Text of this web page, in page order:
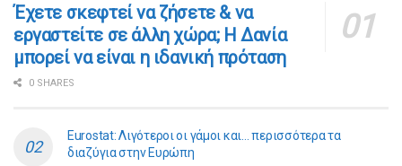
​​Έχετε σκεφτεί να ζήσετε & να
εργαστείτε σε άλλη χώρα; Η Δανία
μπορεί να είναι η ιδανική πρόταση
0 SHARES
Eurostat: Λιγότεροι οι γάμοι και… περισσότερα τα
διαζύγια στην Ευρώπη